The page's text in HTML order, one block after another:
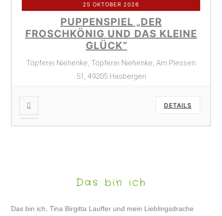
25 OKTOBER 2026
PUPPENSPIEL „DER
FROSCHKÖNIG UND DAS KLEINE
GLÜCK“
Töpferei Niehenke, Töpferei Niehenke, Am Plessen
51, 49205 Hasbergen
DETAILS
Das bin ich
Das bin ich, Tina Birgitta Lauffer und mein Lieblingsdrache